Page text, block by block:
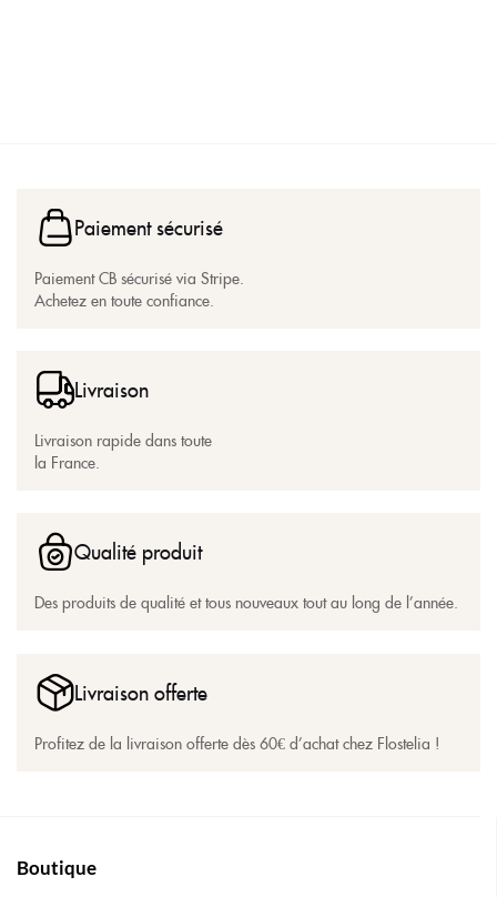
Paiement sécurisé
Paiement CB sécurisé via Stripe.
Achetez en toute confiance.
Livraison
Livraison rapide dans toute
la France.
Qualité produit
Des produits de qualité et tous nouveaux tout au long de l’année.
Livraison offerte
Profitez de la livraison offerte dès 60€ d’achat chez Flostelia !
Boutique